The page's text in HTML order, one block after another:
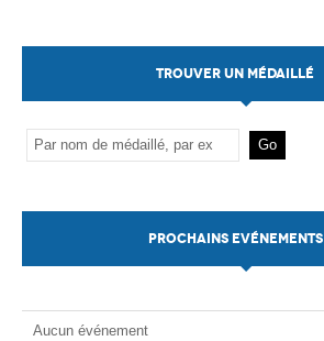
TROUVER UN MÉDAILLÉ
PROCHAINS EVÉNEMENTS
Aucun événement